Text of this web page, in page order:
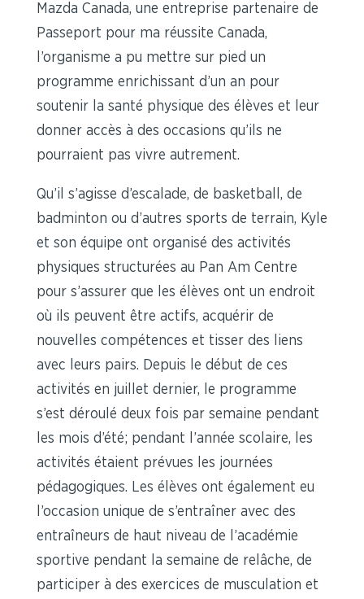
Mazda Canada, une entreprise partenaire de
Passeport pour ma réussite Canada,
l’organisme a pu mettre sur pied un
programme enrichissant d’un an pour
soutenir la santé physique des élèves et leur
donner accès à des occasions qu’ils ne
pourraient pas vivre autrement.
Qu’il s’agisse d’escalade, de basketball, de
badminton ou d’autres sports de terrain, Kyle
et son équipe ont organisé des activités
physiques structurées au Pan Am Centre
pour s’assurer que les élèves ont un endroit
où ils peuvent être actifs, acquérir de
nouvelles compétences et tisser des liens
avec leurs pairs. Depuis le début de ces
activités en juillet dernier, le programme
s’est déroulé deux fois par semaine pendant
les mois d’été; pendant l’année scolaire, les
activités étaient prévues les journées
pédagogiques. Les élèves ont également eu
l’occasion unique de s’entraîner avec des
entraîneurs de haut niveau de l’académie
sportive pendant la semaine de relâche, de
participer à des exercices de musculation et